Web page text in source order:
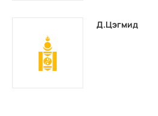
Д.Цэгмид